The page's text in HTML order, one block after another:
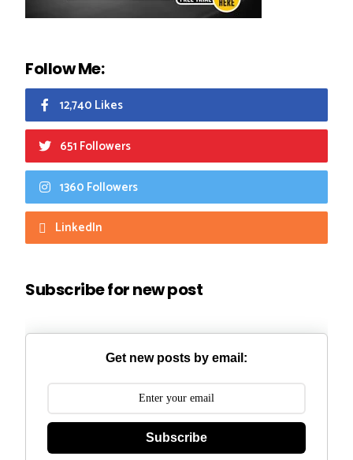
Follow Me:
12,740 Likes
651 Followers
1360 Followers
LinkedIn
Subscribe for new post
Get new posts by email:
Subscribe